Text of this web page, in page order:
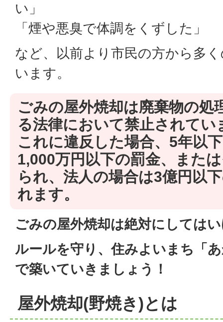
い」
「煙や悪臭で体調をくずした」
など、以前より市民の方から多
います。
ごみの屋外焼却は廃棄物の処
る法律において禁止されてい
これに違反した場合、5年以
1,000万円以下の罰金、また
られ、法人の場合は3億円以
れます。
ごみの屋外焼却は絶対にしては
ルールを守り、住みよいまち「
で築いていきましょう！
屋外焼却(野焼き)とは